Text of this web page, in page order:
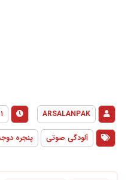
ARSALANPAK ۱ اسفند ۱۴۰۳
آلودگی صوتی پنجره